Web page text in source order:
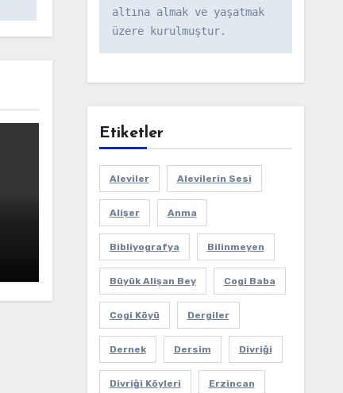
altına almak ve yaşatmak
üzere kurulmuştur.
Etiketler
Aleviler Alevilerin Sesi
Alişer Anma
Bibliyografya Bilinmeyen
Büyük Alişan Bey Cogi Baba
Cogi Köyü Dergiler
Dernek Dersim Divriği
Divriği Köyleri Erzincan